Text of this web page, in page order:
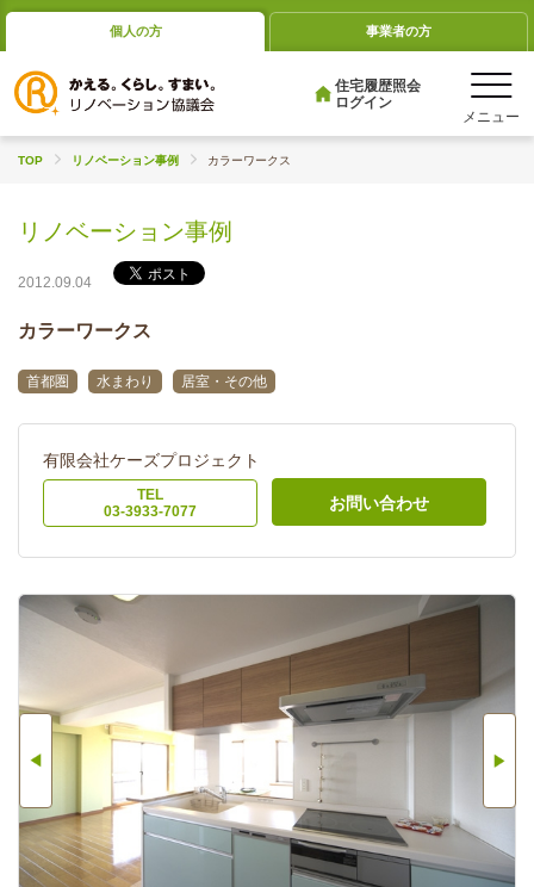
個人の方 事業者の方
住宅履歴照会
ログイン
TOP リノベーション事例 カラーワークス
リノベーション事例
2012.09.04
カラーワークス
首都圏 水まわり 居室・その他
有限会社ケーズプロジェクト
TEL
03-3933-7077
お問い合わせ